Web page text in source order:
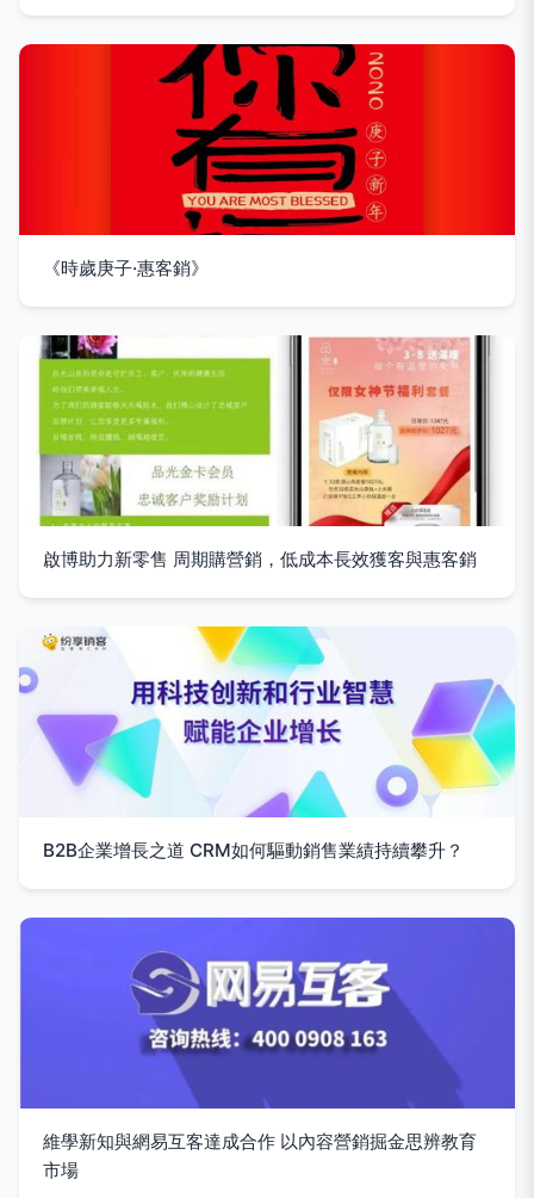
《時歲庚子·惠客銷》
啟博助力新零售 周期購營銷，低成本長效獲客與惠客銷
B2B企業增長之道 CRM如何驅動銷售業績持續攀升？
維學新知與網易互客達成合作 以內容營銷掘金思辨教育
市場